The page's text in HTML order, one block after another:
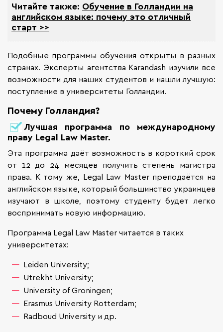
Читайте также: Обучение в Голландии на
английском языке: почему это отличный
старт >>
Подобные программы обучения открыты в разных
странах. Эксперты агентства Karandash изучили все
возможности для наших студентов и нашли лучшую:
поступление в университеты Голландии.
Почему Голландия?
Лучшая программа по международному
праву Legal Law Master.
Эта программа даёт возможность в короткий срок
от 12 до 24 месяцев получить степень магистра
права. К тому же, Legal Law Master преподаётся на
английском языке, который большинство украинцев
изучают в школе, поэтому студенту будет легко
воспринимать новую информацию.
Программа Legal Law Master читается в таких
университетах:
Leiden University;
Utrekht University;
University of Groningen;
Erasmus University Rotterdam;
Radboud University и др.